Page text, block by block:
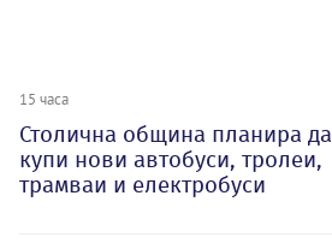
15 часа
Столична община планира да
купи нови автобуси, тролеи,
трамваи и електробуси